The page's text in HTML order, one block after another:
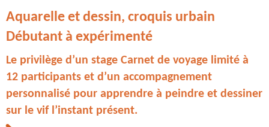
Aquarelle et dessin, croquis urbain
Débutant à expérimenté
Le privilège d’un stage Carnet de voyage limité à
12 participants et d’un accompagnement
personnalisé pour apprendre à peindre et dessiner
sur le vif l’instant présent.